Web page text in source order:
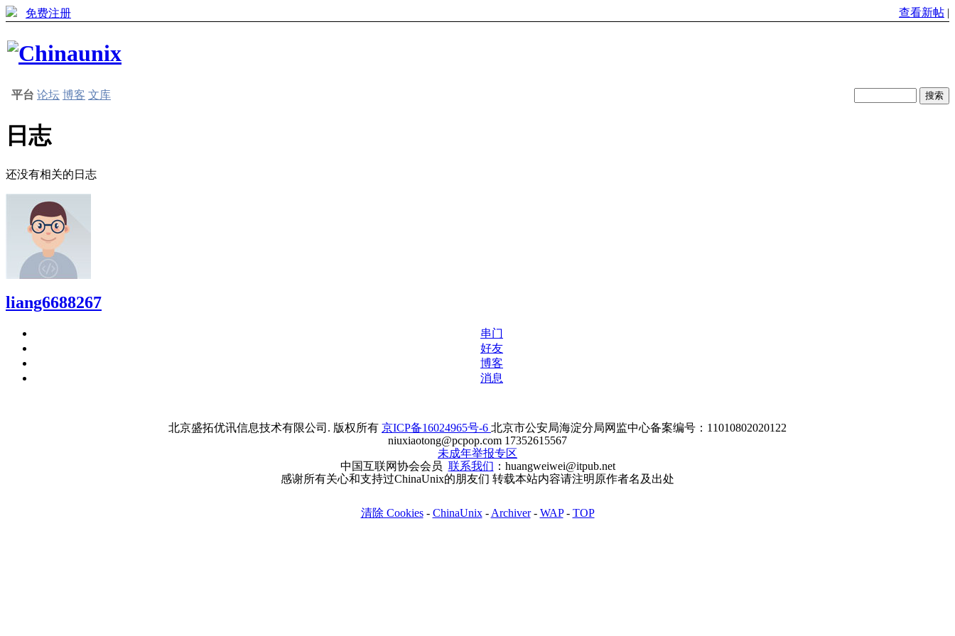
免费注册 查看新帖 |
平台 论坛 博客 文库
日志
还没有相关的日志
liang6688267
串门
好友
博客
消息
北京盛拓优讯信息技术有限公司. 版权所有 京ICP备16024965号-6 北京市公安局海淀分局网监中心备案编号：11010802020122
niuxiaotong@pcpop.com 17352615567
未成年举报专区
中国互联网协会会员 联系我们 ：huangweiwei@itpub.net
感谢所有关心和支持过ChinaUnix的朋友们 转载本站内容请注明原作者名及出处
清除 Cookies- ChinaUnix- Archiver- WAP- TOP